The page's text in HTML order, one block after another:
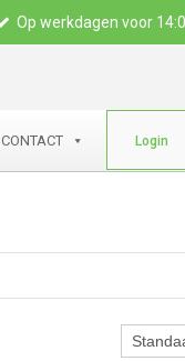
Op werkdagen voor
CONTACT Login